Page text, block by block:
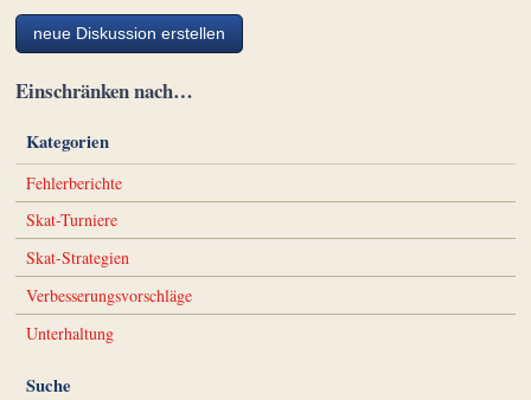
neue Diskussion erstellen
Einschränken nach…
Kategorien
Fehlerberichte
Skat-Turniere
Skat-Strategien
Verbesserungsvorschläge
Unterhaltung
Suche